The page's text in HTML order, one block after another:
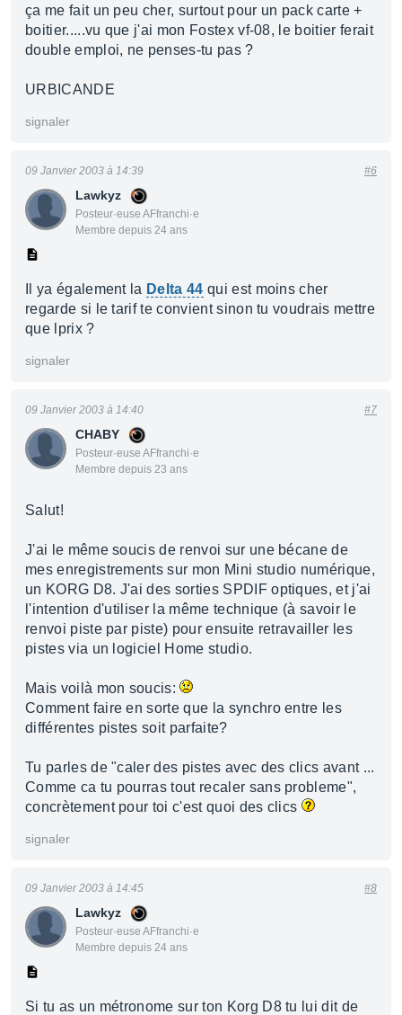
ça me fait un peu cher, surtout pour un pack carte +
boitier.....vu que j'ai mon Fostex vf-08, le boitier ferait
double emploi, ne penses-tu pas ?
URBICANDE
signaler
Lawkyz
Posteur·euse AFfranchi·e
Membre depuis 24 ans
09 Janvier 2003 à 14:39 #6
Il ya également la Delta 44 qui est moins cher
regarde si le tarif te convient sinon tu voudrais mettre
que lprix ?
signaler
CHABY
Posteur·euse AFfranchi·e
Membre depuis 23 ans
09 Janvier 2003 à 14:40 #7
Salut!
J'ai le même soucis de renvoi sur une bécane de
mes enregistrements sur mon Mini studio numérique,
un KORG D8. J'ai des sorties SPDIF optiques, et j'ai
l'intention d'utiliser la même technique (à savoir le
renvoi piste par piste) pour ensuite retravailler les
pistes via un logiciel Home studio.
Mais voilà mon soucis:
Comment faire en sorte que la synchro entre les
différentes pistes soit parfaite?
Tu parles de "caler des pistes avec des clics avant ...
Comme ca tu pourras tout recaler sans probleme",
concrètement pour toi c'est quoi des clics
signaler
Lawkyz
Posteur·euse AFfranchi·e
Membre depuis 24 ans
09 Janvier 2003 à 14:45 #8
Si tu as un métronome sur ton Korg D8 tu lui dit de